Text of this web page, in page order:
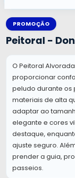
PROMOÇÃO
Peitoral -
O Peitoral
proporcionar
peludo durante os
materiais de alta
adaptar ao
elegante e cores
destaque,
ajuste seguro.
prender a guia,
passeios.